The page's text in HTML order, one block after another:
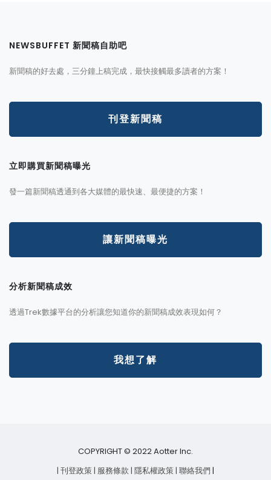
NEWSBUFFET 新聞稿自助吧
新聞稿的好去處，三分鐘上稿完成，最快接觸最多讀者的方案！
刊登新聞稿
立即購買新聞稿曝光
發一篇新聞稿透通到各大媒體的最快速、最便捷的方案！
讓新聞稿曝光
分析新聞稿成效
透過Trek數據平台的分析讓您知道你的新聞稿成效表現如何？
我想了解
COPYRIGHT © 2022 Aotter Inc.
| 刊登政策 | 服務條款 | 隱私權政策 | 聯絡我們 |